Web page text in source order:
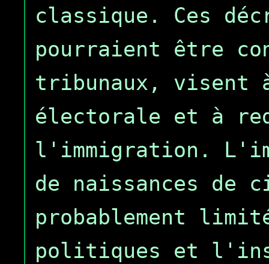
classique. Ces
pourraient être
tribunaux, visent
électorale et à
l'immigration.
de naissances de
probablement
politiques et